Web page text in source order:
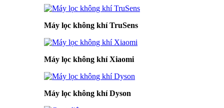
Máy lọc không khí TruSens
Máy lọc không khí Xiaomi
Máy lọc không khí Dyson